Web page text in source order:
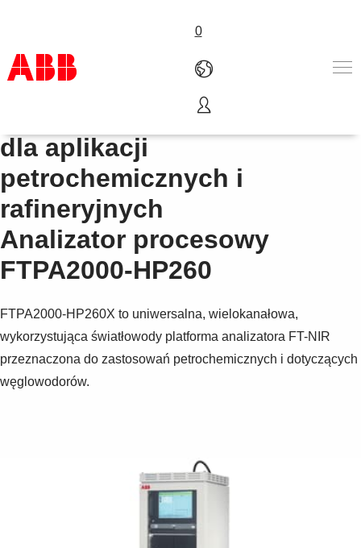
0
Produkty i rozwiązania
Branże
Usługi
Złóż zamówienie
Skontaktuj się z nami
Kariera
Analizator procesowy FT-NIR
dla aplikacji
petrochemicznych i
rafineryjnych
Analizator procesowy
FTPA2000-HP260
FTPA2000-HP260X to uniwersalna, wielokanałowa,
wykorzystująca światłowody platforma analizatora FT-NIR
przeznaczona do zastosowań petrochemicznych i dotyczących
węglowodorów.